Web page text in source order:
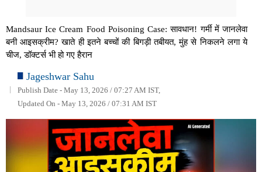
Mandsaur Ice Cream Food Poisoning Case: सावधान! गर्मी में जानलेवा
बनी आइसक्रीम? खाते ही इतने बच्चों की बिगड़ी तबीयत, मुंह से निकलने लगा ये
चीज, डॉक्टर्स भी हो गए हैरान
Jageshwar Sahu
Publish Date - May 13, 2026 / 07:27 AM IST,
Updated On - May 13, 2026 / 07:31 AM IST